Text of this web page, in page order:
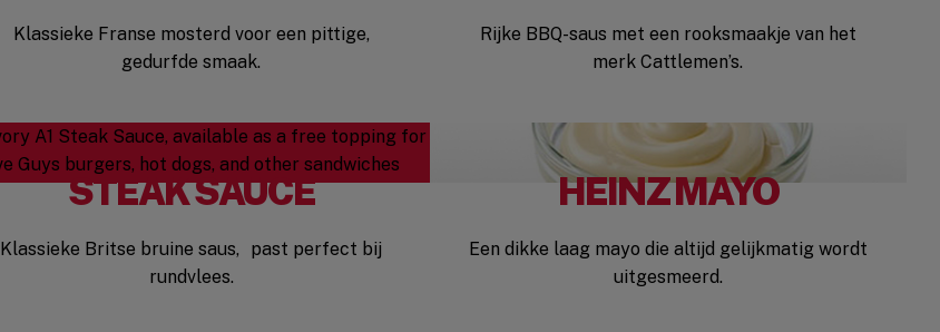
Klassieke Franse mosterd voor een pittige,
gedurfde smaak.
Rijke BBQ-saus met een rooksmaakje van het
merk Cattlemen’s.
STEAK SAUCE
Klassieke Britse bruine saus, past perfect bij
rundvlees.
HEINZ MAYO
Een dikke laag mayo die altijd gelijkmatig wordt
uitgesmeerd.